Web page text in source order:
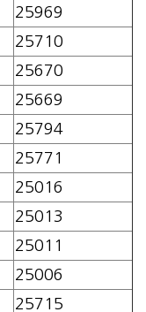
25969
25710
25670
25669
25794
25771
25016
25013
25011
25006
25715